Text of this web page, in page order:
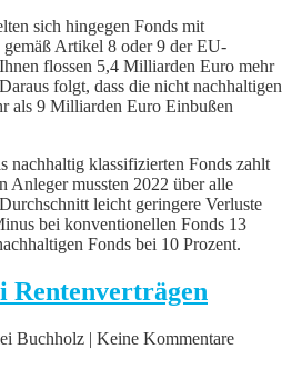
sich hingegen Fonds mit
Artikel 8 oder 9 der EU-
flossen 5,4 Milliarden Euro mehr
folgt, dass die nicht nachhaltigen
als 9 Milliarden Euro Einbußen
nachhaltig klassifizierten Fonds zahlt
Anleger mussten 2022 über alle
leicht geringere Verluste
bei konventionellen Fonds 13
Fonds bei 10 Prozent.
Rentenverträgen
Buchholz | Keine Kommentare